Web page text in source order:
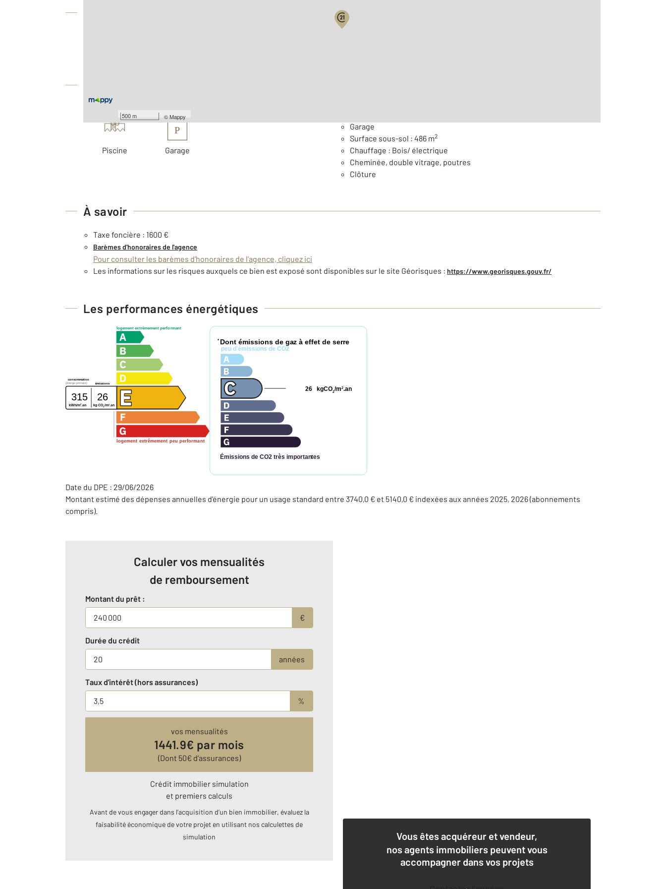
500 m ©Mappy
Piscine
P
Garage
Garage
Surface sous-sol : 486 m2
Chauffage : Bois/ électrique
Cheminée, double vitrage, poutres
Clôture
À savoir
Taxe foncière : 1600 €
Barèmes d'honoraires de l'agence
Pour consulter les barèmes d'honoraires de l'agence, cliquez ici
Les informations sur les risques auxquels ce bien est exposé sont disponibles sur le site Géorisques : https://www.georisques.gouv.fr/
Les performances énergétiques
logement extrêmement performant
logement extrêmement peu performant
consommation
émissions
(énergie primaire)
315 26
kWh/m2 .an kg CO2/m2 .an
* Dont émissions de gaz à effet de serre
peu d'émissions de CO2
Émissions de CO2 très importantes
kgCO2/m2.an
26
Date du DPE : 29/06/2026
Montant estimé des dépenses annuelles d'énergie pour un usage standard entre 3740,0 € et 5140,0 € indexées aux années 2025, 2026 (abonnements
compris).
Calculer vos mensualités
de remboursement
Montant du prêt :
€
Durée du crédit
années
Taux d'intérêt (hors assurances)
%
vos mensualités
1441.9€ par mois
(Dont 50€ d’assurances)
Crédit immobilier simulation
et premiers calculs
Avant de vous engager dans l’acquisition d’un bien immobilier, évaluez la
faisabilité économique de votre projet en utilisant nos calculettes de
simulation
Vous êtes acquéreur et vendeur,
nos agents immobiliers peuvent vous
accompagner dans vos projets